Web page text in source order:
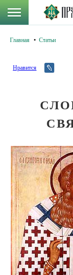
Главная Статьи
Нравится